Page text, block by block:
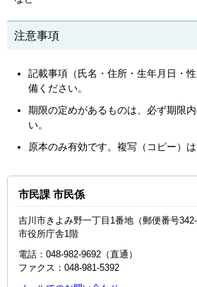
注意事項
記載事項（氏名・住所・生年月日・
備ください。
期限の定めがあるものは、必ず期限
い。
原本のみ有効です。複写（コピー）
市民課 市民係
吉川市きよみ野一丁目1番地（郵便番号342-
市役所庁舎1階
電話：048‐982‐9692（直通）
ファクス：048‐981‐5392